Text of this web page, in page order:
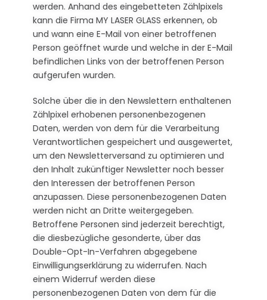
werden. Anhand des eingebetteten Zählpixels
kann die Firma MY LASER GLASS erkennen, ob
und wann eine E-Mail von einer betroffenen
Person geöffnet wurde und welche in der E-Mail
befindlichen Links von der betroffenen Person
aufgerufen wurden.
Solche über die in den Newslettern enthaltenen
Zählpixel erhobenen personenbezogenen
Daten, werden von dem für die Verarbeitung
Verantwortlichen gespeichert und ausgewertet,
um den Newsletterversand zu optimieren und
den Inhalt zukünftiger Newsletter noch besser
den Interessen der betroffenen Person
anzupassen. Diese personenbezogenen Daten
werden nicht an Dritte weitergegeben.
Betroffene Personen sind jederzeit berechtigt,
die diesbezügliche gesonderte, über das
Double-Opt-In-Verfahren abgegebene
Einwilligungserklärung zu widerrufen. Nach
einem Widerruf werden diese
personenbezogenen Daten von dem für die